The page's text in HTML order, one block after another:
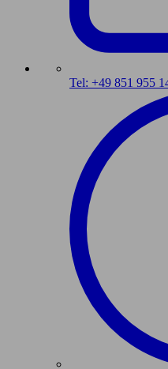
Tel: +49 851 955